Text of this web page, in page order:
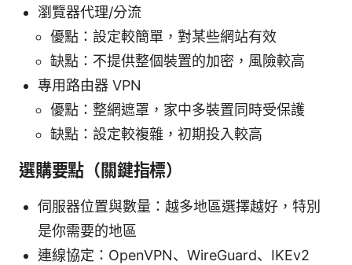
瀏覽器代理/分流
優點：設定較簡單，對某些網站有效
缺點：不提供整個裝置的加密，風險較高
專用路由器 VPN
優點：整網遮罩，家中多裝置同時受保護
缺點：設定較複雜，初期投入較高
選購要點（關鍵指標）
伺服器位置與數量：越多地區選擇越好，特別
是你需要的地區
連線協定：OpenVPN、WireGuard、IKEv2